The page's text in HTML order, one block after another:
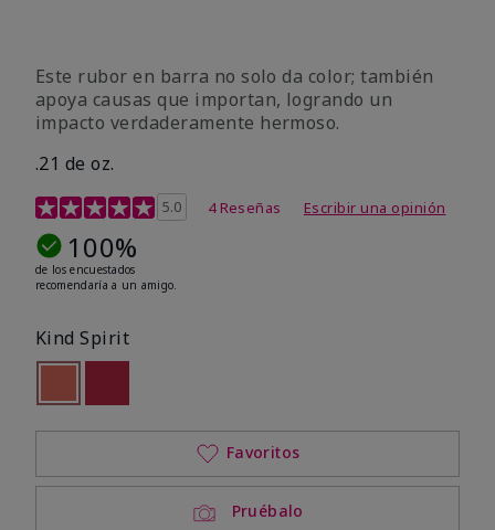
Este rubor en barra no solo da color; también
apoya causas que importan, logrando un
impacto verdaderamente hermoso.
.21 de oz.
Calificación de clientes de 3,1 de 5
5.0 4 Reseñas Escribir una opinión
100%
de los encuestados
recomendaría a un amigo.
Kind Spirit
seleccionado
Out of stock
Pruébalo
Favoritos